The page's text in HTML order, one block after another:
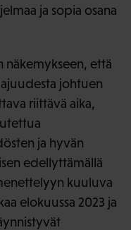
ja sopia osana
näkemykseen, että
johtuen
riittävä aika,
ja hyvän
edellyttämällä
kuuluva
elokuussa 2023 ja